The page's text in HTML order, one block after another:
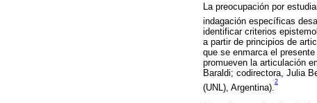
La preocupación por
indagación específicas
identificar criterios
a partir de principios de
que se enmarca el
promueven la articulación
Baraldi; codirectora, Julia
(UNL), Argentina).
2